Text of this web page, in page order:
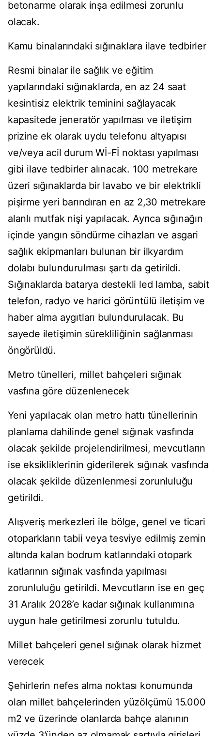
betonarme olarak inşa edilmesi zorunlu
olacak.
Kamu binalarındaki sığınaklara ilave tedbirler
Resmi binalar ile sağlık ve eğitim
yapılarındaki sığınaklarda, en az 24 saat
kesintisiz elektrik teminini sağlayacak
kapasitede jeneratör yapılması ve iletişim
prizine ek olarak uydu telefonu altyapısı
ve/veya acil durum Wİ-Fİ noktası yapılması
gibi ilave tedbirler alınacak. 100 metrekare
üzeri sığınaklarda bir lavabo ve bir elektrikli
pişirme yeri barındıran en az 2,30 metrekare
alanlı mutfak nişi yapılacak. Ayrıca sığınağın
içinde yangın söndürme cihazları ve asgari
sağlık ekipmanları bulunan bir ilkyardım
dolabı bulundurulması şartı da getirildi.
Sığınaklarda batarya destekli led lamba, sabit
telefon, radyo ve harici görüntülü iletişim ve
haber alma aygıtları bulundurulacak. Bu
sayede iletişimin sürekliliğinin sağlanması
öngörüldü.
Metro tünelleri, millet bahçeleri sığınak
vasfına göre düzenlenecek
Yeni yapılacak olan metro hattı tünellerinin
planlama dahilinde genel sığınak vasfında
olacak şekilde projelendirilmesi, mevcutların
ise eksikliklerinin giderilerek sığınak vasfında
olacak şekilde düzenlenmesi zorunluluğu
getirildi.
Alışveriş merkezleri ile bölge, genel ve ticari
otoparkların tabii veya tesviye edilmiş zemin
altında kalan bodrum katlarındaki otopark
katlarının sığınak vasfında yapılması
zorunluluğu getirildi. Mevcutların ise en geç
31 Aralık 2028’e kadar sığınak kullanımına
uygun hale getirilmesi zorunlu tutuldu.
Millet bahçeleri genel sığınak olarak hizmet
verecek
Şehirlerin nefes alma noktası konumunda
olan millet bahçelerinden yüzölçümü 15.000
m2 ve üzerinde olanlarda bahçe alanının